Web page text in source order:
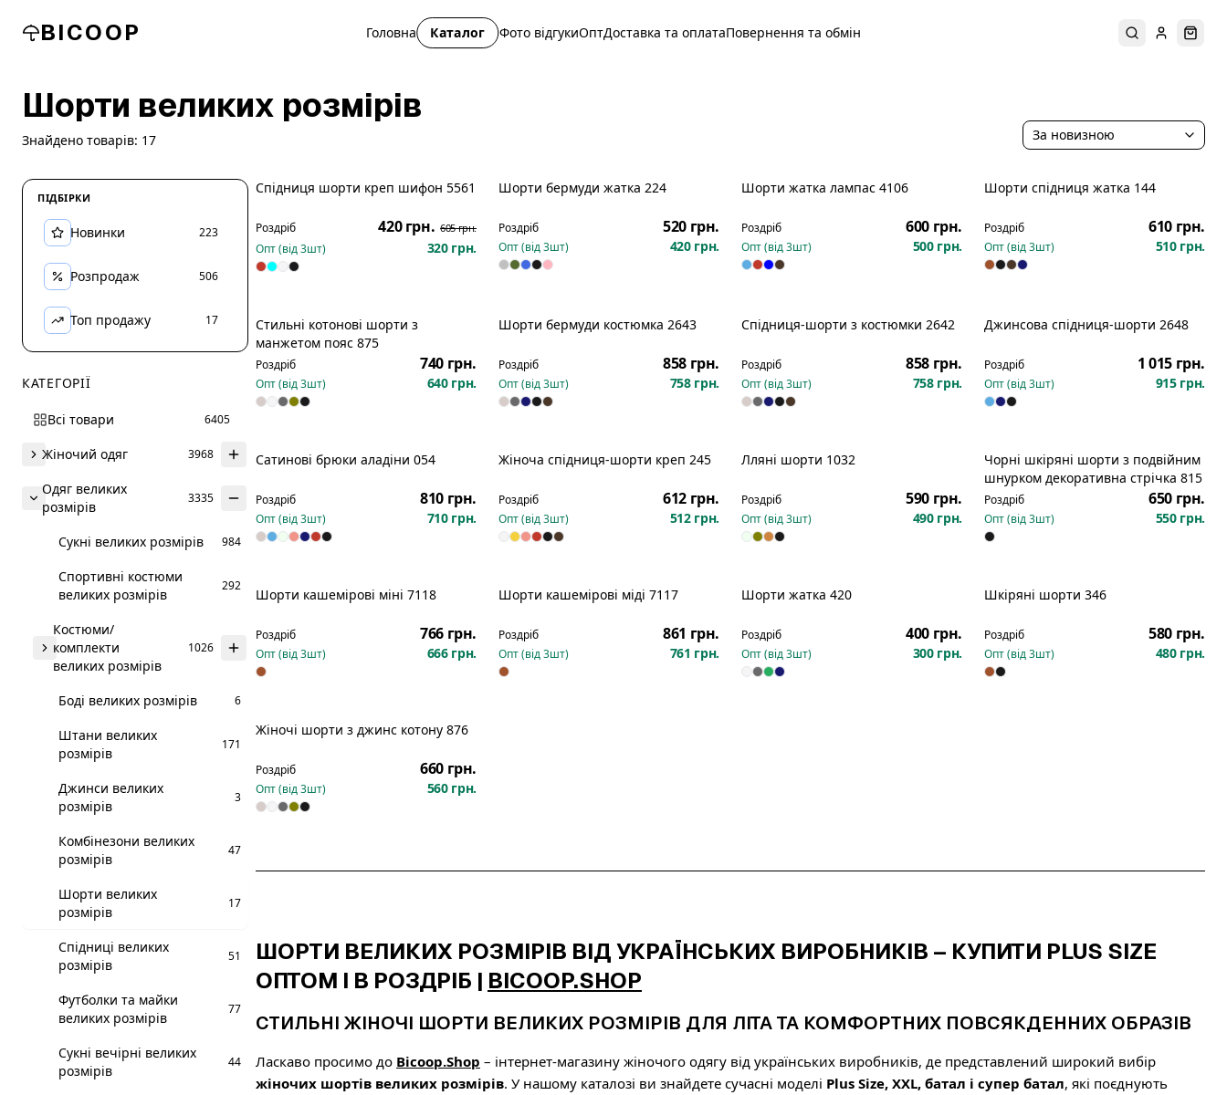
BICOOP Головна Каталог Фото відгукиОптДоставка та оплатаПовернення та обмін ПошукУвійти
Шорти великих розмірів
Знайдено товарів: 17 За новизною
ПІДБІРКИ
Новинки 223
Розпродаж 506
Топ продажу 17
КАТЕГОРІЇ
Всі товари 6405
Жіночий одяг 3968
Одяг великих
розмірів
3335
Сукні великих розмірів 984
Спортивні костюми
великих розмірів
292
Костюми/
комплекти
великих розмірів
1026
Боді великих розмірів 6
Штани великих
розмірів
171
Джинси великих
розмірів
3
Комбінезони великих
розмірів
47
Шорти великих
розмірів
17
Спідниці великих
розмірів
51
Футболки та майки
великих розмірів
77
Сукні вечірні великих
розмірів
44
Розпродаж
Спідниця шорти креп шифон 5561
Роздріб 420 грн. 605 грн.
Опт (від3шт) 320 грн.
Шорти бермуди жатка 224
Роздріб 520 грн.
Опт (від3шт) 420 грн.
Шорти жатка лампас 4106
Роздріб 600 грн.
Опт (від3шт) 500 грн.
Шорти спідниця жатка 144
Роздріб 610 грн.
Опт (від3шт) 510 грн.
Стильні котонові шорти з
манжетом пояс 875
Роздріб 740 грн.
Опт (від3шт) 640 грн.
Шорти бермуди костюмка 2643
Роздріб 858 грн.
Опт (від3шт) 758 грн.
Спідниця-шорти з костюмки 2642
Роздріб 858 грн.
Опт (від3шт) 758 грн.
Джинсова спідниця-шорти 2648
Роздріб 1 015 грн.
Опт (від3шт) 915 грн.
Сатинові брюки аладіни 054
Роздріб 810 грн.
Опт (від3шт) 710 грн.
Жіноча спідниця-шорти креп 245
Роздріб 612 грн.
Опт (від3шт) 512 грн.
Лляні шорти 1032
Роздріб 590 грн.
Опт (від3шт) 490 грн.
Чорні шкіряні шорти з подвійним
шнурком декоративна стрічка 815
Роздріб 650 грн.
Опт (від3шт) 550 грн.
Шорти кашемірові міні 7118
Роздріб 766 грн.
Опт (від3шт) 666 грн.
Шорти кашемірові міді 7117
Роздріб 861 грн.
Опт (від3шт) 761 грн.
Шорти жатка 420
Роздріб 400 грн.
Опт (від3шт) 300 грн.
Шкіряні шорти 346
Роздріб 580 грн.
Опт (від3шт) 480 грн.
Жіночі шорти з джинс котону 876
Роздріб 660 грн.
Опт (від3шт) 560 грн.
ШОРТИ ВЕЛИКИХ РОЗМІРІВ ВІД УКРАЇНСЬКИХ ВИРОБНИКІВ – КУПИТИ PLUS SIZE
ОПТОМ І В РОЗДРІБ | BICOOP.SHOP
СТИЛЬНІ ЖІНОЧІ ШОРТИ ВЕЛИКИХ РОЗМІРІВ ДЛЯ ЛІТА ТА КОМФОРТНИХ ПОВСЯКДЕННИХ ОБРАЗІВ
Ласкаво просимо до Bicoop.Shop – інтернет-магазину жіночого одягу від українських виробників, де представлений широкий вибір
жіночих шортів великих розмірів. У нашому каталозі ви знайдете сучасні моделі Plus Size, XXL, батал і супер батал, які поєднують